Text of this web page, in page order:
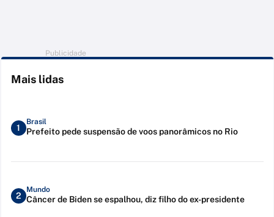
Publicidade
Mais lidas
1
Brasil
Prefeito pede suspensão de voos panorâmicos no Rio
2
Mundo
Câncer de Biden se espalhou, diz filho do ex-presidente